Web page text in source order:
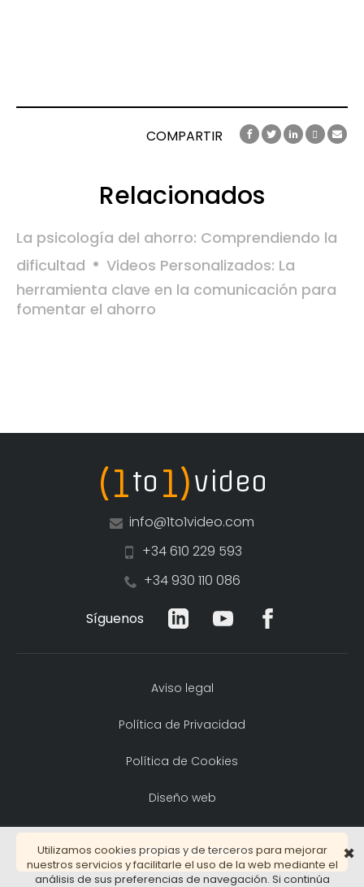
Utilizamos cookies propias y de terceros para mejorar
nuestros servicios y facilitarle el uso de la web mediante el
análisis de sus preferencias de navegación. Si continúa
✖
COMPARTIR
Relacionados
La psicología del ahorro: Comprendiendo la
dificultad
Videos Personalizados: La
herramienta clave en la comunicación para
fomentar el ahorro
(1to 1)video
info@1to1video.com
+34 610 229 593
+34 930 110 086
Síguenos
Aviso legal
Política de Privacidad
Política de Cookies
Diseño web
¿QUIERES UNA DEMO?